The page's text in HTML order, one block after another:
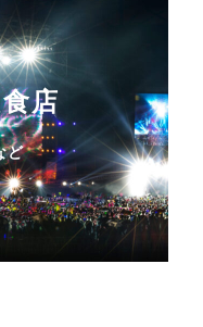
店
ど